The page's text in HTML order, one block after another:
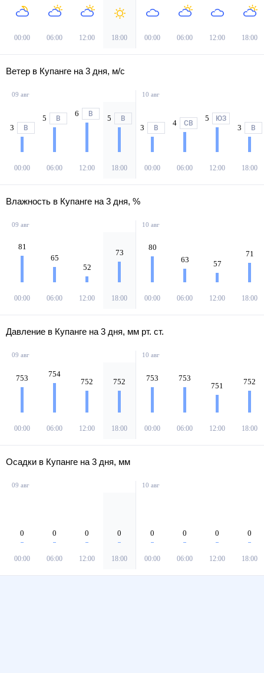
00:00 06:00 12:00 18:00 00:00 06:00 12:00 18:00
Ветер в Купанге на 3 дня, м/с
09 авг
3 В
00:00
5 В
06:00
6 В
12:00
5 В
18:00
10 авг
3 В
00:00
4 СВ
06:00
5 ЮЗ
12:00
3 В
18:00
Влажность в Купанге на 3 дня, %
09 авг
81
00:00
65
06:00
52
12:00
73
18:00
10 авг
80
00:00
63
06:00
57
12:00
71
18:00
Давление в Купанге на 3 дня, мм рт. ст.
09 авг
753
00:00
754
06:00
752
12:00
752
18:00
10 авг
753
00:00
753
06:00
751
12:00
752
18:00
Осадки в Купанге на 3 дня, мм
09 авг
0
00:00
0
06:00
0
12:00
0
18:00
10 авг
0
00:00
0
06:00
0
12:00
0
18:00